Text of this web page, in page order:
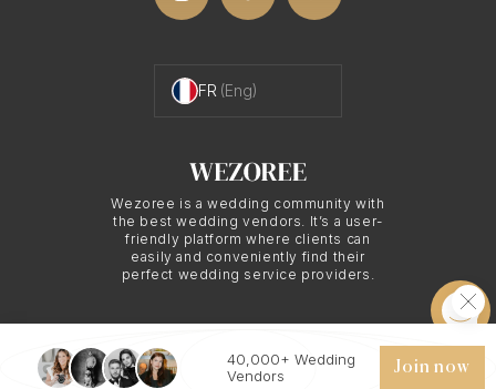
Chat Request quote
Wezoree is a wedding community with
the best wedding vendors. It’s a user-
friendly platform where clients can
easily and conveniently find their
perfect wedding service providers.
FR (Eng)
© 2026 WEZOREE. ALL RIGHTS RESERVED.
40,000+ Wedding
Vendors
Join now